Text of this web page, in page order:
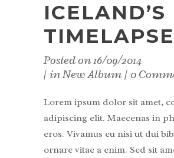
ICELAND’S
TIMELAPSE
Posted on16/09/2014
inNew Album 0
Lorem ipsum dolor sit amet,
adipiscing elit. Maecenas in
eros. Vivamus eu nisi ut dui
ornare vitae a enim. Sed sit